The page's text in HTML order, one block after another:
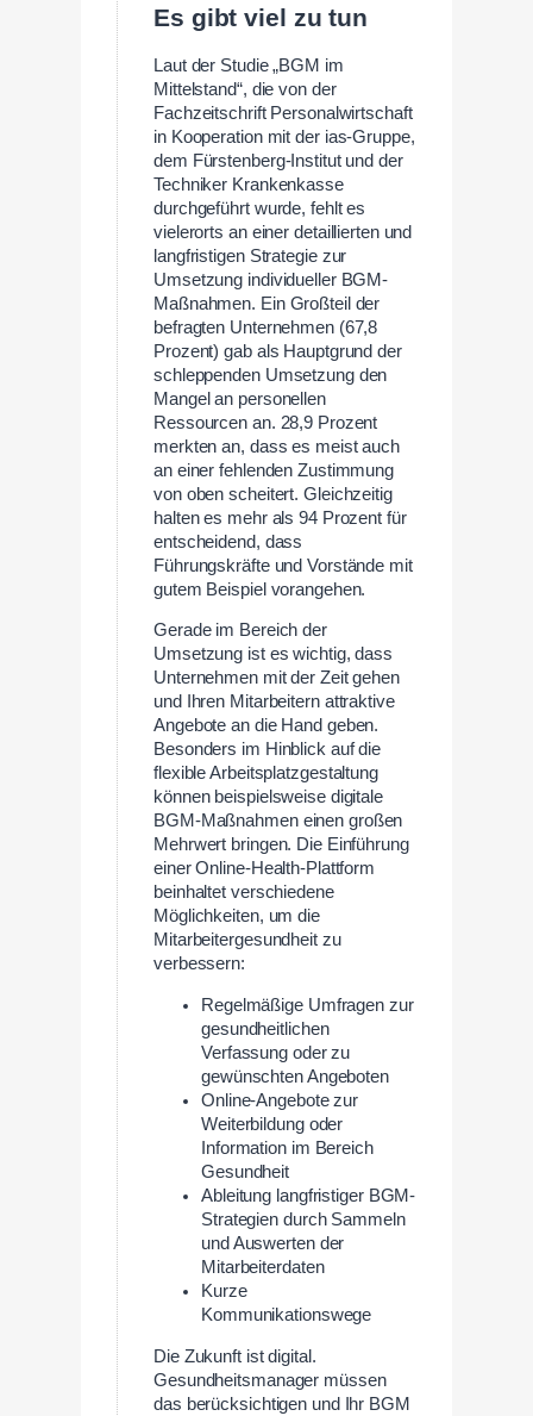
Es gibt viel zu tun
Laut der Studie „BGM im
Mittelstand“, die von der
Fachzeitschrift Personalwirtschaft
in Kooperation mit der ias-Gruppe,
dem Fürstenberg-Institut und der
Techniker Krankenkasse
durchgeführt wurde, fehlt es
vielerorts an einer detaillierten und
langfristigen Strategie zur
Umsetzung individueller BGM-
Maßnahmen. Ein Großteil der
befragten Unternehmen (67,8
Prozent) gab als Hauptgrund der
schleppenden Umsetzung den
Mangel an personellen
Ressourcen an. 28,9 Prozent
merkten an, dass es meist auch
an einer fehlenden Zustimmung
von oben scheitert. Gleichzeitig
halten es mehr als 94 Prozent für
entscheidend, dass
Führungskräfte und Vorstände mit
gutem Beispiel vorangehen.
Gerade im Bereich der
Umsetzung ist es wichtig, dass
Unternehmen mit der Zeit gehen
und Ihren Mitarbeitern attraktive
Angebote an die Hand geben.
Besonders im Hinblick auf die
flexible Arbeitsplatzgestaltung
können beispielsweise digitale
BGM-Maßnahmen einen großen
Mehrwert bringen. Die Einführung
einer Online-Health-Plattform
beinhaltet verschiedene
Möglichkeiten, um die
Mitarbeitergesundheit zu
verbessern:
Regelmäßige Umfragen zur
gesundheitlichen
Verfassung oder zu
gewünschten Angeboten
Online-Angebote zur
Weiterbildung oder
Information im Bereich
Gesundheit
Ableitung langfristiger BGM-
Strategien durch Sammeln
und Auswerten der
Mitarbeiterdaten
Kurze
Kommunikationswege
Die Zukunft ist digital.
Gesundheitsmanager müssen
das berücksichtigen und Ihr BGM